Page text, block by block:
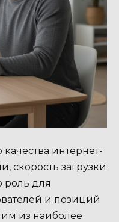
интернет-
скорость загрузки
роль для
и позиций
из наиболее